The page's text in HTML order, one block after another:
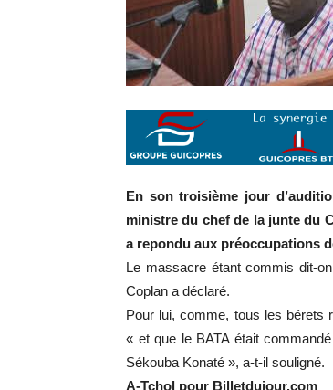
En son troisième jour
ministre du chef de la junte du
a repondu aux préoccupations
Le massacre étant commis dit-
Coplan a déclaré.
Pour lui, comme, tous les bérets
« et que le BATA était
Sékouba Konaté », a-t-il souligné.
A-Tchol pour Billetdujour.com